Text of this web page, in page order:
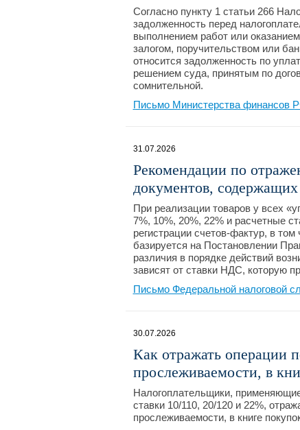
Согласно пункту 1 статьи 266
задолженность перед
выполнением работ или
залогом, поручительством или
относится задолженность по
решением суда, принятым по
сомнительной.
Письмо Министерства финансов
31.07.2026
Рекомендации по
документов,
При реализации товаров у всех
7%, 10%, 20%, 22% и расчетные
регистрации счетов-фактур, в
базируется на Постановлении
различия в порядке действий
зависят от ставки НДС, которую
Письмо Федеральной налоговой
30.07.2026
Как отражать операции
прослеживаемости, в
Налогоплательщики,
ставки 10/110, 20/120 и 22%,
прослеживаемости, в книге